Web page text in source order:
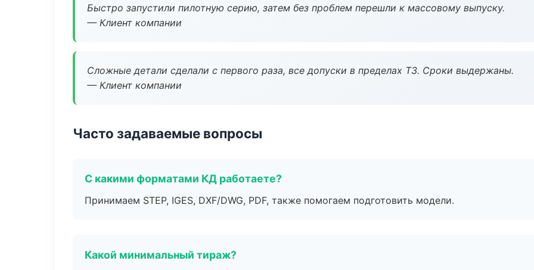
Быстро запустили пилотную серию, затем без проблем перешли к массовому выпуску.
— Клиент компании
Сложные детали сделали с первого раза, все допуски в пределах ТЗ. Сроки выдержаны.
— Клиент компании
Часто задаваемые вопросы
С какими форматами КД работаете?
Принимаем STEP, IGES, DXF/DWG, PDF, также помогаем подготовить модели.
Какой минимальный тираж?